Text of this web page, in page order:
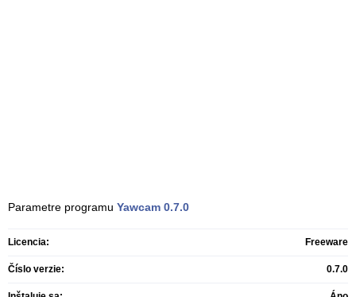
Parametre programu Yawcam 0.7.0
Licencia: Freeware
Číslo verzie: 0.7.0